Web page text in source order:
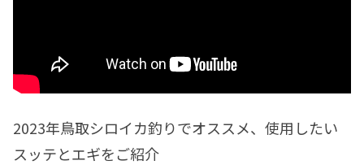
2023年鳥取シロイカ釣りでオススメ、使用したい
スッテとエギをご紹介